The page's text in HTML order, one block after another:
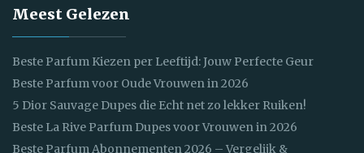
Meest Gelezen
Beste Parfum Kiezen per Leeftijd: Jouw Perfecte Geur
Beste Parfum voor Oude Vrouwen in 2026
5 Dior Sauvage Dupes die Echt net zo lekker Ruiken!
Beste La Rive Parfum Dupes voor Vrouwen in 2026
Beste Parfum Abonnementen 2026 – Vergelijk &